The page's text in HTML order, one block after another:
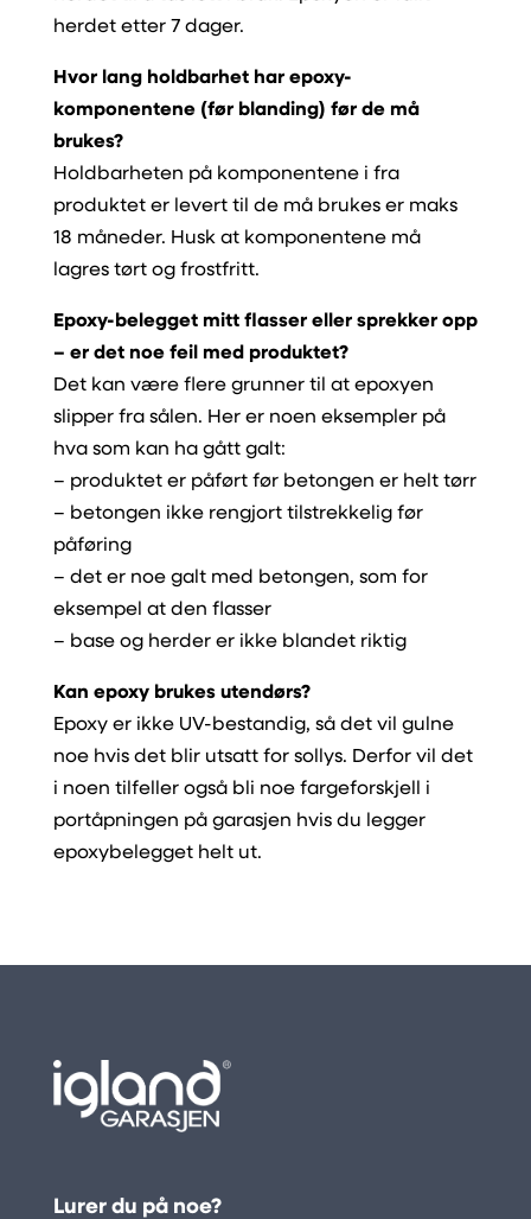
herdet etter 7 dager.
Hvor lang holdbarhet har epoxy-
komponentene (før blanding) før de må
brukes?
Holdbarheten på komponentene i fra
produktet er levert til de må brukes er maks
18 måneder. Husk at komponentene må
lagres tørt og frostfritt.
Epoxy-belegget mitt flasser eller sprekker opp
– er det noe feil med produktet?
Det kan være flere grunner til at epoxyen
slipper fra sålen. Her er noen eksempler på
hva som kan ha gått galt:
– produktet er påført før betongen er helt tørr
– betongen ikke rengjort tilstrekkelig før
påføring
– det er noe galt med betongen, som for
eksempel at den flasser
– base og herder er ikke blandet riktig
Kan epoxy brukes utendørs?
Epoxy er ikke UV-bestandig, så det vil gulne
noe hvis det blir utsatt for sollys. Derfor vil det
i noen tilfeller også bli noe fargeforskjell i
portåpningen på garasjen hvis du legger
epoxybelegget helt ut.
Lurer du på noe?